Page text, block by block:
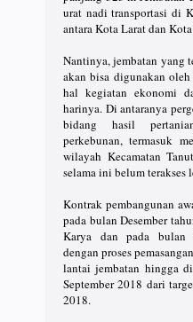
urat nadi transportasi di
antara Kota Larat dan
Nantinya, jembatan yang
akan bisa digunakan
hal kegiatan ekonomi
harinya. Di antaranya
bidang hasil
perkebunan, termasuk
wilayah Kecamatan
selama ini belum terakses
Kontrak pembangunan
pada bulan Desember
Karya dan pada bulan
dengan proses
lantai jembatan hingga
September 2018 dari
2018.